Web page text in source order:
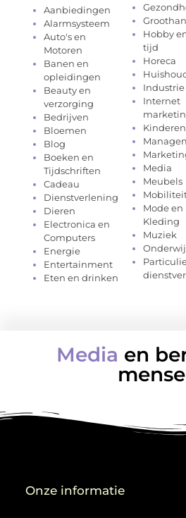
Aanbiedingen
Alarmsysteem
Auto's en
Motoren
Banen en
opleidingen
Beauty en
verzorging
Bedrijven
Bloemen
Blog
Boeken en
Tijdschriften
Cadeau
Dienstverlening
Dieren
Electronica en
Computers
Energie
Entertainment
Eten en drinken
Hobby
tijd
Horeca
Industrie
Internet
Kinderen
Media
Meubels
Mode en
Kleding
Muziek
Media en
Onze informatie